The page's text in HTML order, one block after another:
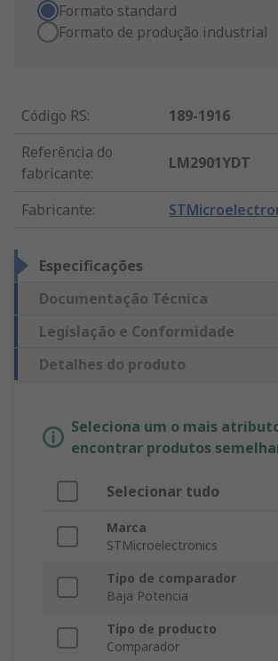
Formato standard
Formato de produção industrial
Código RS:
189-1916
Referência do
fabricante:
LM2901YDT
Fabricante:
Especificações
Documentação Técnica
Legislação e Conformidade
Detalhes do produto
Seleciona um o mais
encontrar produtos
Selecionar tudo
Marca
STMicroelectronics
Tipo de comparador
Baja Potencia
Tipo de producto
Comparador